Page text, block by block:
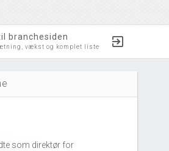
branchesiden
vækst og komplet liste
som direktør for